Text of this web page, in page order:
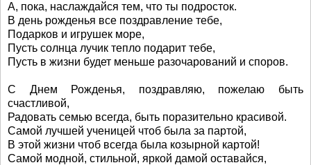
А, пока, наслаждайся тем, что ты подросток.
В день рожденья все поздравление тебе,
Подарков и игрушек море,
Пусть солнца лучик тепло подарит тебе,
Пусть в жизни будет меньше разочарований и споров.
С Днем Рожденья, поздравляю, пожелаю быть
счастливой,
Радовать семью всегда, быть поразительно красивой.
Самой лучшей ученицей чтоб была за партой,
В этой жизни чтоб всегда была козырной картой!
Самой модной, стильной, яркой дамой оставайся,